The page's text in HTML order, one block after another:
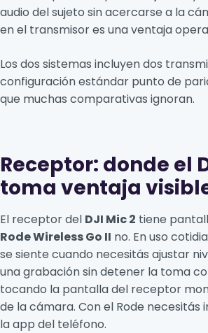
audio del sujeto sin acercarse a la
en el transmisor es una ventaja
Los dos sistemas incluyen dos
configuración estándar punto de
que muchas comparativas ignoran.
Receptor: donde el
toma ventaja
El receptor del DJI Mic 2 tiene
Rode Wireless Go II no. En uso
se siente cuando necesitás ajustar
una grabación sin detener la toma
tocando la pantalla del receptor
de la cámara. Con el Rode necesitás
la app del teléfono.